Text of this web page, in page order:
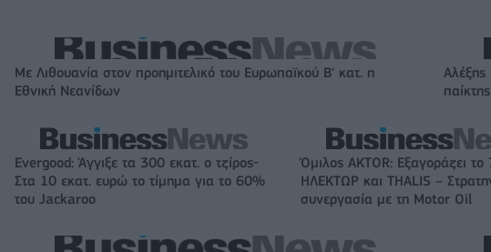
Με Λιθουανία στον προημιτελικό του Ευρωπαϊκού Β' κατ. η
Εθνική Νεανίδων
Αλέξης
Evergood: Άγγιξε τα 300 εκατ. ο τζίρος-
Στα 10 εκατ. ευρώ το τίμημα για το 60%
του Jackaroo
Όμιλος AKTOR: Εξαγοράζει
ΗΛΕΚΤΩΡ και THALIS –
συνεργασία με τη Motor Oil